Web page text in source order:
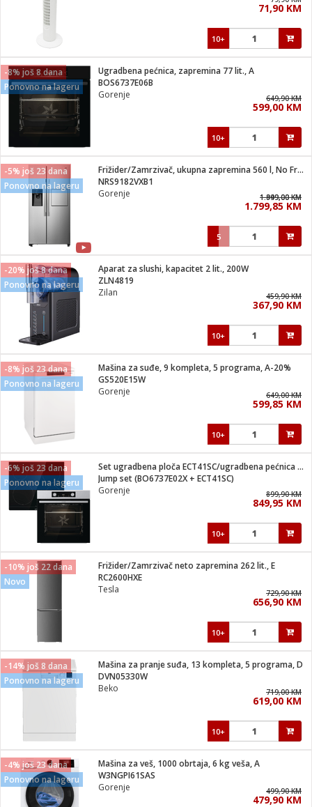
71,90 KM
10+
-8% još 8 dana
Ponovno na lageru
Ugradbena pećnica, zapremina 77 lit., A
BOS6737E06B
Gorenje
649,90 KM
599,00 KM
10+
-5% još 23 dana
Ponovno na lageru
Frižider/Zamrzivač, ukupna zapremina 560 l, No Frost Plus
NRS9182VXB1
Gorenje
1.949,00 KM
1.899,00 KM
1.799,85 KM
5
-20% još 8 dana
Ponovno na lageru
Aparat za slushi, kapacitet 2 lit., 200W
ZLN4819
Zilan
459,90 KM
367,90 KM
10+
-8% još 23 dana
Ponovno na lageru
Mašina za suđe, 9 kompleta, 5 programa, A-20%
GS520E15W
Gorenje
649,00 KM
599,85 KM
10+
-6% još 23 dana
Ponovno na lageru
Set ugradbena ploča ECT41SC/ugradbena pećnica BO6737E02X
Jump set (BO6737E02X + ECT41SC)
Gorenje
899,90 KM
849,95 KM
10+
-10% još 22 dana
Novo
Frižider/Zamrzivač neto zapremina 262 lit., E
RC2600HXE
Tesla
729,90 KM
656,90 KM
10+
-14% još 8 dana
Ponovno na lageru
Mašina za pranje suđa, 13 kompleta, 5 programa, D
DVN05330W
Beko
719,00 KM
619,00 KM
10+
-4% još 23 dana
Ponovno na lageru
Mašina za veš, 1000 obrtaja, 6 kg veša, A
W3NGPI61SAS
Gorenje
499,90 KM
479,90 KM